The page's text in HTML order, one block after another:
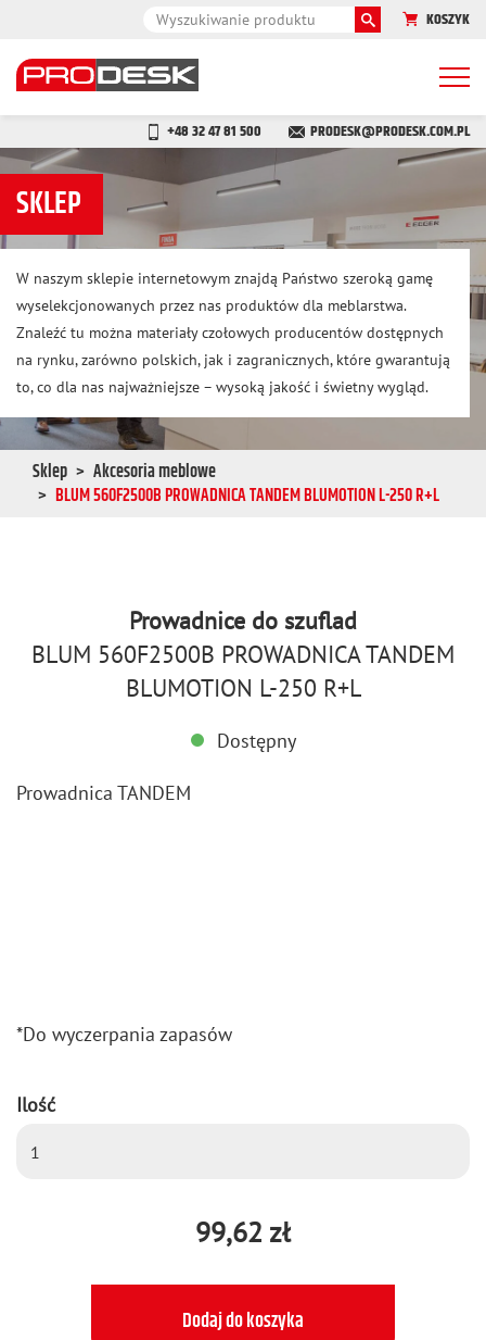
KOSZYK
+48 32 47 81 500 PRODESK@PRODESK.COM.PL
SKLEP
W naszym sklepie internetowym znajdą Państwo szeroką gamę
wyselekcjonowanych przez nas produktów dla meblarstwa.
Znaleźć tu można materiały czołowych producentów dostępnych
na rynku, zarówno polskich, jak i zagranicznych, które gwarantują
to, co dla nas najważniejsze – wysoką jakość i świetny wygląd.
Sklep
Akcesoria meblowe
BLUM 560F2500B PROWADNICA TANDEM BLUMOTION L-250 R+L
Prowadnice do szuflad
BLUM 560F2500B PROWADNICA TANDEM
BLUMOTION L-250 R+L
Dostępny
Pro­wad­ni­ca TAN­DEM
*Do wy­czer­pa­nia za­pa­sów
Ilość
99,62 zł
Dodaj do koszyka